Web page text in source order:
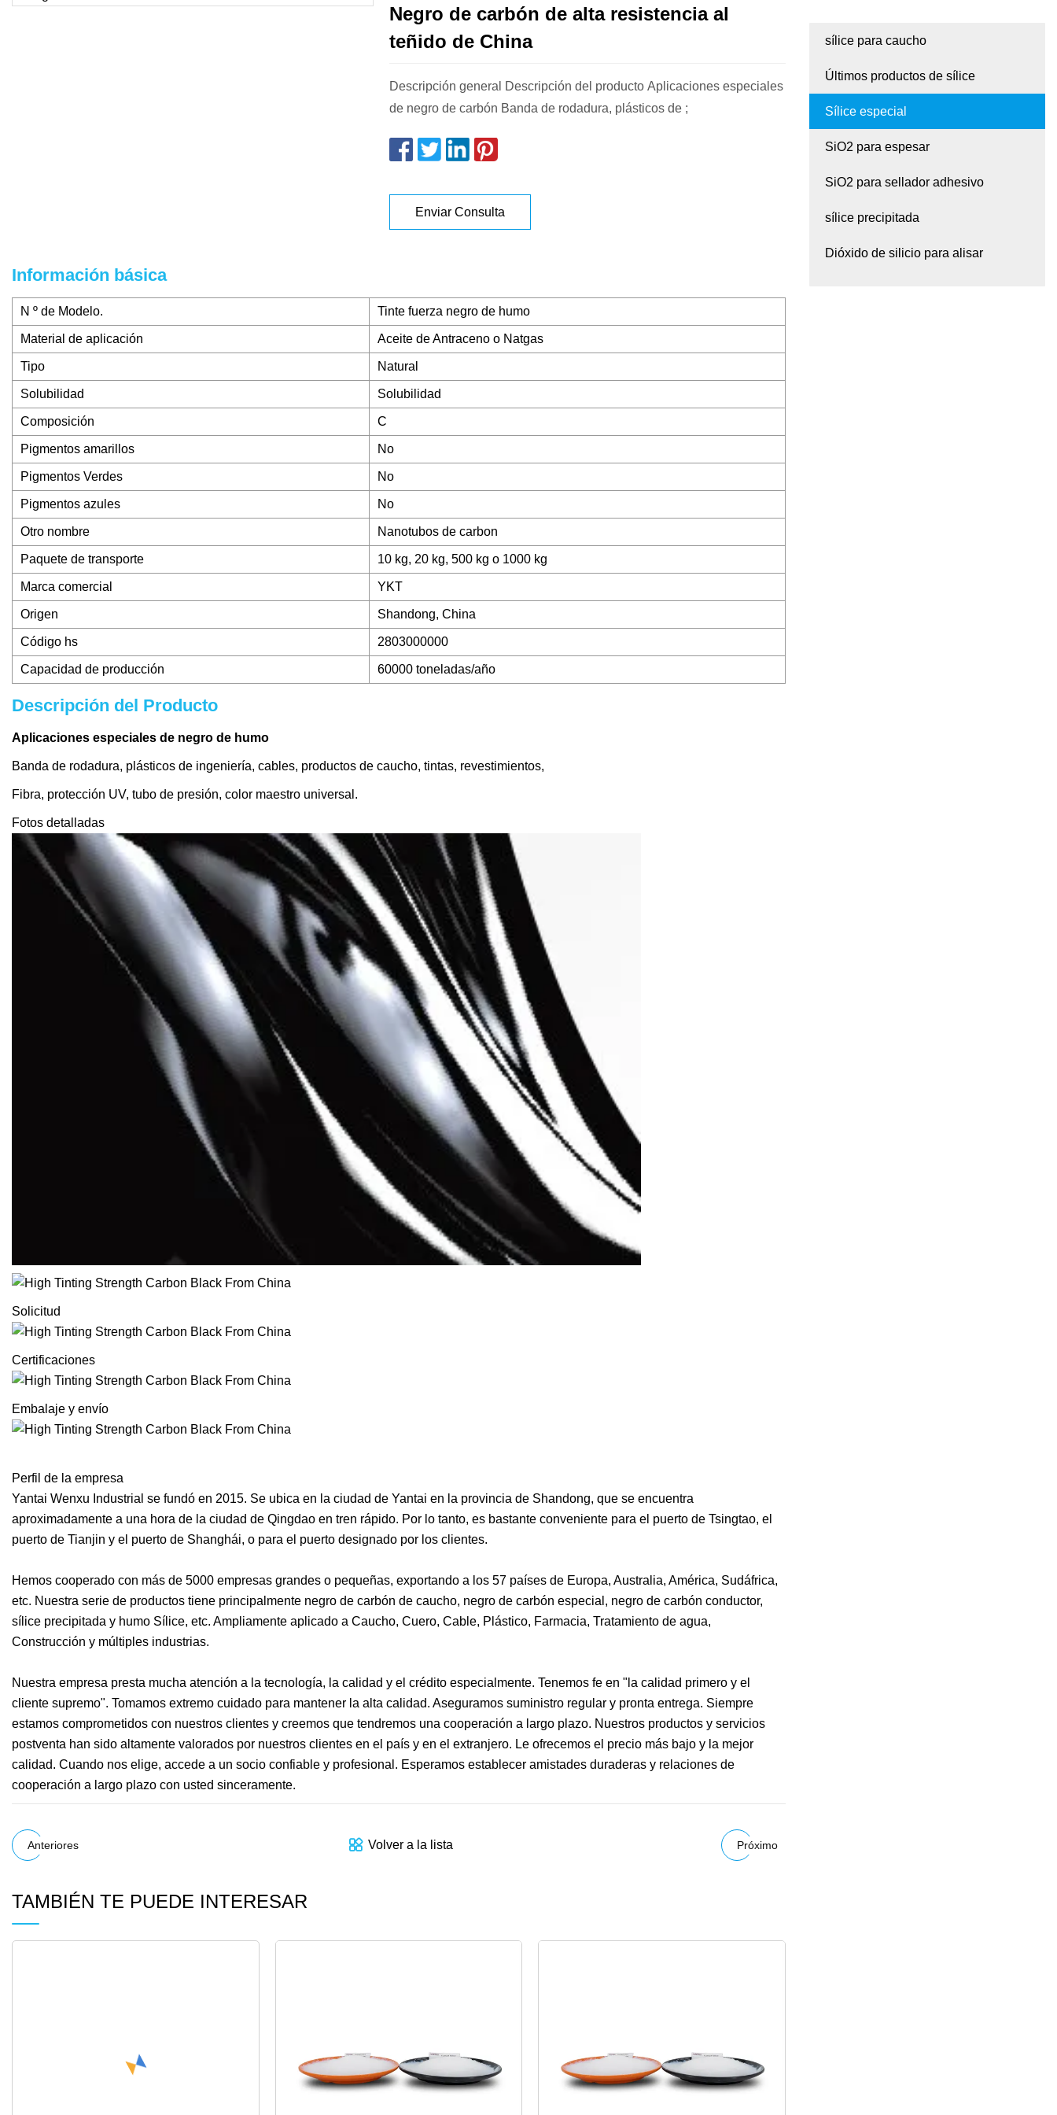
Negro de carbón de alta resistencia al
teñido de China
Descripción general Descripción del producto Aplicaciones especiales
de negro de carbón Banda de rodadura, plásticos de ;
Enviar Consulta
Información básica
N º de Modelo. Tinte fuerza negro de humo
Material de aplicación Aceite de Antraceno o Natgas
Tipo Natural
Solubilidad Solubilidad
Composición C
Pigmentos amarillos No
Pigmentos Verdes No
Pigmentos azules No
Otro nombre Nanotubos de carbon
Paquete de transporte 10 kg, 20 kg, 500 kg o 1000 kg
Marca comercial YKT
Origen Shandong, China
Código hs 2803000000
Capacidad de producción 60000 toneladas/año
Descripción del Producto
Aplicaciones especiales de negro de humo
Banda de rodadura, plásticos de ingeniería, cables, productos de caucho, tintas, revestimientos,
Fibra, protección UV, tubo de presión, color maestro universal.
Fotos detalladas
Solicitud
Certificaciones
Embalaje y envío
Perfil de la empresa
Yantai Wenxu Industrial se fundó en 2015. Se ubica en la ciudad de Yantai en la provincia de Shandong, que se encuentra
aproximadamente a una hora de la ciudad de Qingdao en tren rápido. Por lo tanto, es bastante conveniente para el puerto de Tsingtao, el
puerto de Tianjin y el puerto de Shanghái, o para el puerto designado por los clientes.
Hemos cooperado con más de 5000 empresas grandes o pequeñas, exportando a los 57 países de Europa, Australia, América, Sudáfrica,
etc. Nuestra serie de productos tiene principalmente negro de carbón de caucho, negro de carbón especial, negro de carbón conductor,
sílice precipitada y humo Sílice, etc. Ampliamente aplicado a Caucho, Cuero, Cable, Plástico, Farmacia, Tratamiento de agua,
Construcción y múltiples industrias.
Nuestra empresa presta mucha atención a la tecnología, la calidad y el crédito especialmente. Tenemos fe en "la calidad primero y el
cliente supremo". Tomamos extremo cuidado para mantener la alta calidad. Aseguramos suministro regular y pronta entrega. Siempre
estamos comprometidos con nuestros clientes y creemos que tendremos una cooperación a largo plazo. Nuestros productos y servicios
postventa han sido altamente valorados por nuestros clientes en el país y en el extranjero. Le ofrecemos el precio más bajo y la mejor
calidad. Cuando nos elige, accede a un socio confiable y profesional. Esperamos establecer amistades duraderas y relaciones de
cooperación a largo plazo con usted sinceramente.
Anteriores Volver a la lista Próximo
TAMBIÉN TE PUEDE INTERESAR
sílice para caucho
Últimos productos de sílice
Sílice especial
SiO2 para espesar
SiO2 para sellador adhesivo
sílice precipitada
Dióxido de silicio para alisar